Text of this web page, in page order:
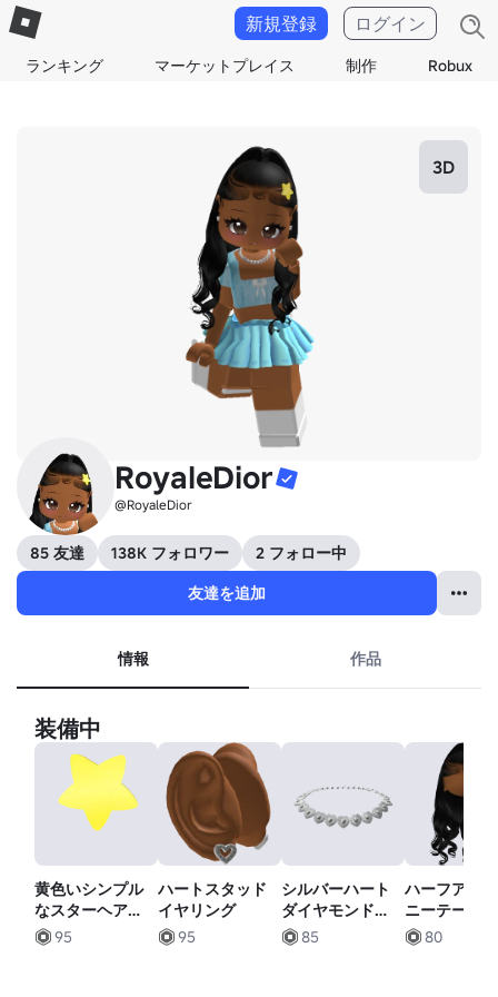
ランキング マーケットプレイス 制作 Robux
新規登録 ログイン
3D
RoyaleDior
@RoyaleDior
85 友達 138K フォロワー
2 フォロー中
友達を追加
情報 作品
装備中
黄色いシンプル
なスターヘアク
リップ
95
ハートスタッド
イヤリング
95
シルバーハート
ダイヤモンドネ
ックレス
85
ハーフアッ
ニーテール [
ラック]
80